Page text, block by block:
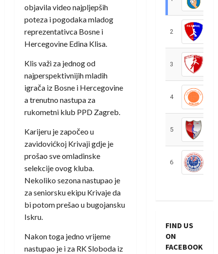
objavila video najpljepših
poteza i pogodaka mladog
reprezentativca Bosne i
Hercegovine Edina Klisa.
Klis važi za jednog od
najperspektivnijih mladih
igrača iz Bosne i Hercegovine
a trenutno nastupa za
rukometni klub PPD Zagreb.
Karijeru je započeo u
zavidovićkoj Krivaji gdje je
prošao sve omladinske
selekcije ovog kluba.
Nekoliko sezona nastupao je
za seniorsku ekipu Krivaje da
bi potom prešao u bugojansku
Iskru.
Nakon toga jedno vrijeme
nastupao je i za RK Sloboda iz
2
3
4
5
6
FIND US
ON
FACEBOOK